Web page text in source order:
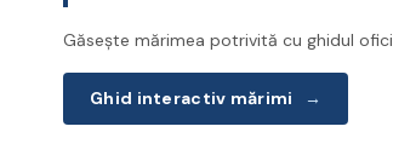
Găsește mărimea potrivită cu ghidul
Ghid interactiv mărimi →